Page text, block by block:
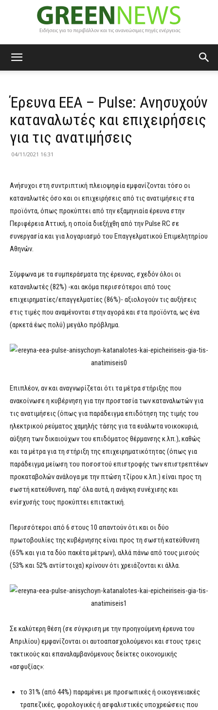
News
Έρευνα ΕΕΑ – Pulse: Ανησυχούν
καταναλωτές και επιχειρήσεις
για τις ανατιμήσεις
04/11/2021 16:31
Ανήσυχοι στη συντριπτική πλειοψηφία εμφανίζονται τόσο οι
καταναλωτές όσο και οι επιχειρήσεις από τις ανατιμήσεις στα
προϊόντα, όπως προκύπτει από την εξαμηνιαία έρευνα στην
Περιφέρεια Αττική, η οποία διεξήχθη από την Pulse RC σε
συνεργασία και για λογαριασμό του Επαγγελματικού Επιμελητηρίου
Αθηνών.
Σύμφωνα με τα συμπεράσματα της έρευνας, σχεδόν όλοι οι
καταναλωτές (82%) -και ακόμα περισσότεροι από τους
επιχειρηματίες/επαγγελματίες (86%)- αξιολογούν τις αυξήσεις
στις τιμές που αναμένονται στην αγορά και στα προϊόντα, ως ένα
(αρκετά έως πολύ) μεγάλο πρόβλημα.
Επιπλέον, αν και αναγνωρίζεται ότι τα μέτρα στήριξης που
ανακοίνωσε η κυβέρνηση για την προστασία των καταναλωτών για
τις ανατιμήσεις (όπως για παράδειγμα επιδότηση της τιμής του
ηλεκτρικού ρεύματος χαμηλής τάσης για τα ευάλωτα νοικοκυριά,
αύξηση των δικαιούχων του επιδόματος θέρμανσης κ.λπ.), καθώς
και τα μέτρα για τη στήριξη της επιχειρηματικότητας (όπως για
παράδειγμα μείωση του ποσοστού επιστροφής των επιστρεπτέων
προκαταβολών ανάλογα με την πτώση τζίρου κ.λπ.) είναι προς τη
σωστή κατεύθυνση, παρ’ όλα αυτά, η ανάγκη συνέχισης και
ενίσχυσής τους προκύπτει επιτακτική.
Περισσότεροι από 6 στους 10 απαντούν ότι και οι δύο
πρωτοβουλίες της κυβέρνησης είναι προς τη σωστή κατεύθυνση
(65% και για τα δύο πακέτα μέτρων), αλλά πάνω από τους μισούς
(53% και 52% αντίστοιχα) κρίνουν ότι χρειάζονται κι άλλα.
Σε καλύτερη θέση (σε σύγκριση με την προηγούμενη έρευνα του
Απριλίου) εμφανίζονται οι αυτοαπασχολούμενοι και στους τρεις
τακτικούς και επαναλαμβανόμενους δείκτες οικονομικής
«ασφυξίας»:
το 31% (από 44%) παραμένει με προσωπικές ή οικογενειακές
τραπεζικές, φορολογικές ή ασφαλιστικές υποχρεώσεις που